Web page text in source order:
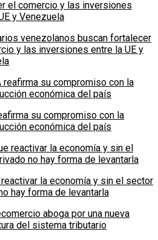
venezolanos buscan fortalecer
y las inversiones entre la UE y
su compromiso con la
económica del país
reactivar la economía y sin el sector
hay forma de levantarla